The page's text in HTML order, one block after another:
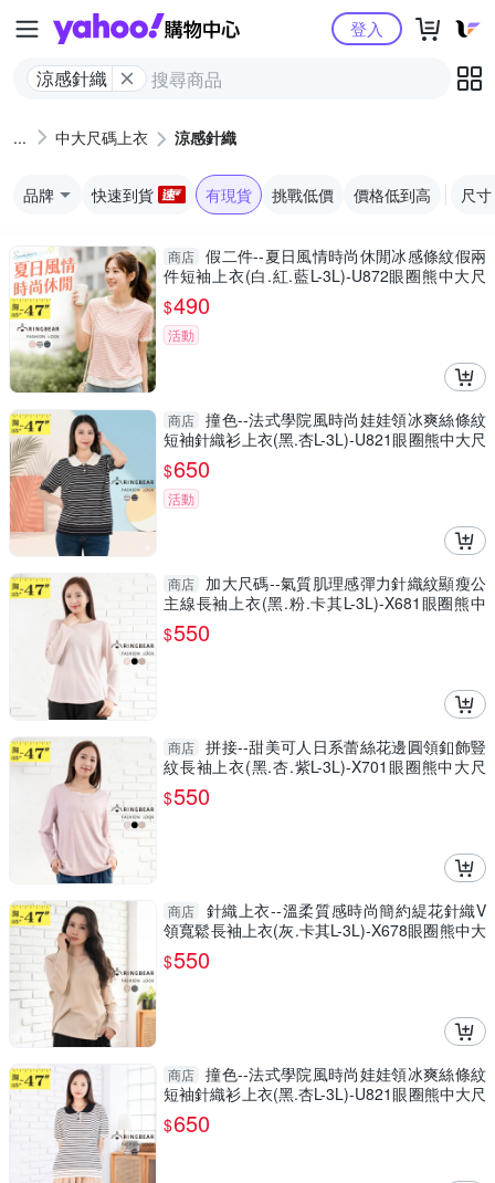
Yahoo購物中心
涼感針織
登入
中大尺碼上衣 涼感針織
品牌 快速到貨 有現貨 挑戰低價 價格低到高 尺寸
商店 假二件--夏日風情時尚休閒冰感條紋假兩
件短袖上衣(白.紅.藍L-3L)-U872眼圈熊中大尺
碼
$490
活動
商店 撞色--法式學院風時尚娃娃領冰爽絲條紋
短袖針織衫上衣(黑.杏L-3L)-U821眼圈熊中大尺
碼
$650
活動
商店
加大尺碼--氣質肌理感彈力針織紋顯瘦公
主線長袖上衣(黑.粉.卡其L-3L)-X681眼圈熊中
大尺碼
$550
商店 拼接--甜美可人日系蕾絲花邊圓領釦飾豎
紋長袖上衣(黑.杏.紫L-3L)-X701眼圈熊中大尺
碼
$550
商店
針織上衣--溫柔質感時尚簡約緹花針織V
領寬鬆長袖上衣(灰.卡其L-3L)-X678眼圈熊中大
尺碼
$550
商店 撞色--法式學院風時尚娃娃領冰爽絲條紋
短袖針織衫上衣(黑.杏L-3L)-U821眼圈熊中大尺
碼
$650